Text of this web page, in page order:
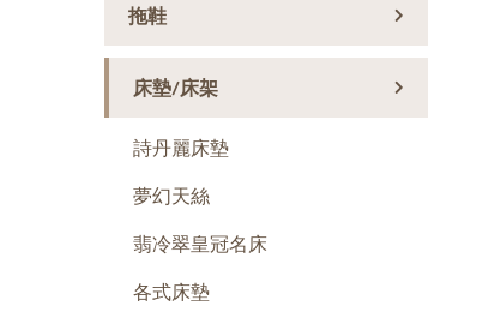
拖鞋
床墊/床架
詩丹麗床墊
夢幻天絲
翡冷翠皇冠名床
各式床墊